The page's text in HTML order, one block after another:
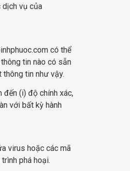
dịch vụ của
có thể
tin nào có sẵn
tin như vậy.
đến (i) độ chính xác,
với bất kỳ hành
virus hoặc các mã
phá hoại.